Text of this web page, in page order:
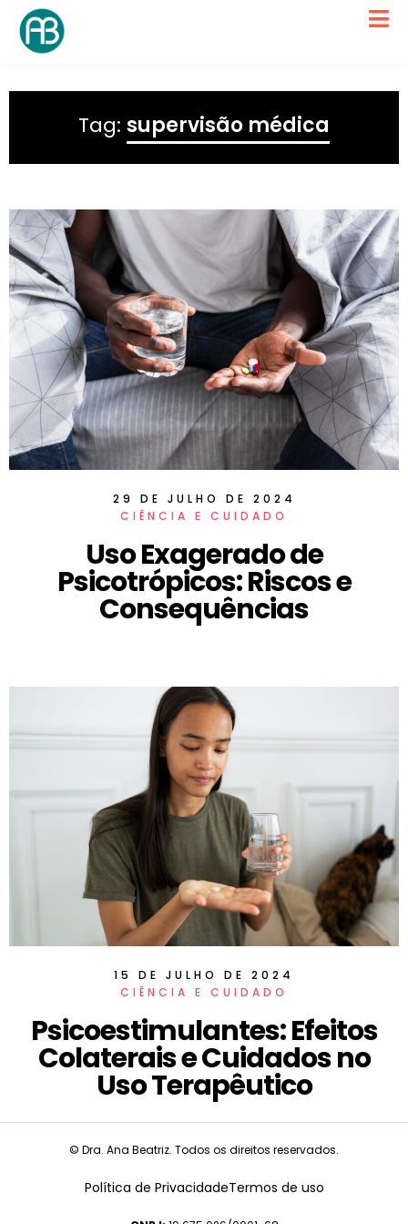
Tag: supervisão médica
29 DE JULHO DE 2024
CIÊNCIA E CUIDADO
Uso Exagerado de
Psicotrópicos: Riscos e
Consequências
15 DE JULHO DE 2024
CIÊNCIA E CUIDADO
Psicoestimulantes: Efeitos
Colaterais e Cuidados no
Uso Terapêutico
© Dra. Ana Beatriz. Todos os direitos reservados.
Política de PrivacidadeTermos de uso